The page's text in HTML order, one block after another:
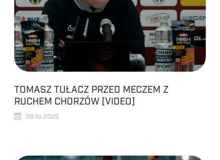
TOMASZ TUŁACZ PRZED MECZEM Z
RUCHEM CHORZÓW [VIDEO]
28 lis 2025